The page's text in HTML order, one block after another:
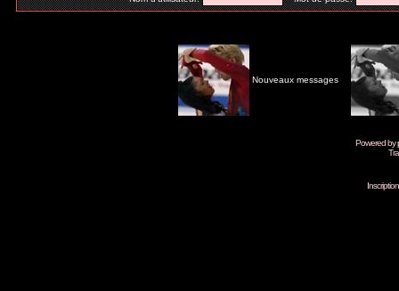
Nouveaux messages
Powered by